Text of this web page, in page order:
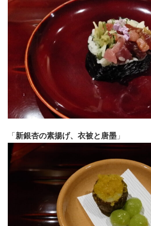
「 新銀杏の素揚げ、衣被と唐墨 」